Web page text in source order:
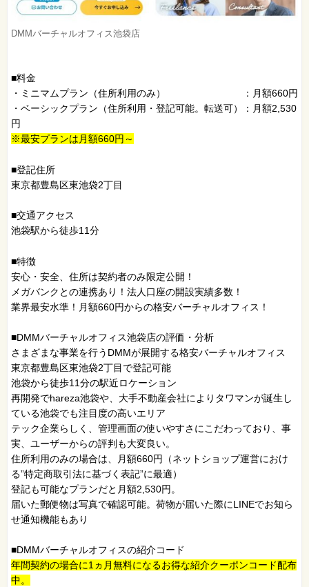
DMMバーチャルオフィス池袋店
■料金
・ミニマムプラン（住所利用のみ） ：月額660円
・ベーシックプラン（住所利用・登記可能。転送可）：月額2,530
円
※最安プランは月額660円～
■登記住所
東京都豊島区東池袋2丁目
■交通アクセス
池袋駅から徒歩11分
■特徴
安心・安全、住所は契約者のみ限定公開！
メガバンクとの連携あり！法人口座の開設実績多数！
業界最安水準！月額660円からの格安バーチャルオフィス！
■DMMバーチャルオフィス池袋店の評価・分析
さまざまな事業を行うDMMが展開する格安バーチャルオフィス
東京都豊島区東池袋2丁目で登記可能
池袋から徒歩11分の駅近ロケーション
再開発でhareza池袋や、大手不動産会社によりタワマンが誕生し
ている池袋でも注目度の高いエリア
テック企業らしく、管理画面の使いやすさにこだわっており、事
実、ユーザーからの評判も大変良い。
住所利用のみの場合は、月額660円（ネットショップ運営におけ
る”特定商取引法に基づく表記”に最適）
登記も可能なプランだと月額2,530円。
届いた郵便物は写真で確認可能。荷物が届いた際にLINEでお知ら
せ通知機能もあり
■DMMバーチャルオフィスの紹介コード
年間契約の場合に1ヵ月無料になるお得な紹介クーポンコード配布
中。